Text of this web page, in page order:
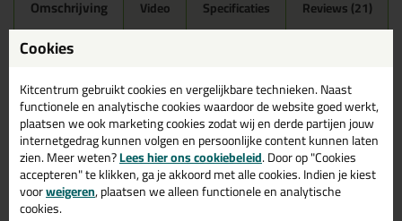
Omschrijving Video Specificaties Reviews (21)
Ottoseal S100 300ml in
Manhattan C43
Zoek je kit in een specifieke kleur? Gevonden! Deze sanitairkit
Ottoseal S100 300ml in de kleur Manhattan C43 is te gebruiken
voor verschillende toepassingen. Een duurzame en veelzijdige kit
welke makkelijk te verwerken is. Perfect als je een bijpassende
kleur zoekt met gegarandeerd een topresultaat. Bestel de
Ottoseal S100 300ml in kleur Manhattan C43 vandaag nog! Op
voorraad en op werkdagen besteld = morgen in huis.
Cookies
Kitcentrum gebruikt cookies en vergelijkbare technieken. Naast
functionele en analytische cookies waardoor de website goed werkt,
plaatsen we ook marketing cookies zodat wij en derde partijen jouw
internetgedrag kunnen volgen en persoonlijke content kunnen laten
zien. Meer weten?Lees hier ons cookiebeleid. Door op "Cookies
accepteren" te klikken, ga je akkoord met alle cookies. Indien je kiest
voorweigeren, plaatsen we alleen functionele en analytische
cookies.